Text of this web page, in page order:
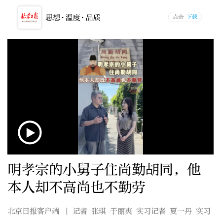
明孝宗的小舅子住尚勤胡同，他
本人却不高尚也不勤劳
北京日报客户端
| 记者 张琪 于丽爽 实习记者 夏一丹 实习